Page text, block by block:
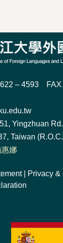
– 4593 FAX
Yingzhuan
Taiwan
惠娜
| Privacy &